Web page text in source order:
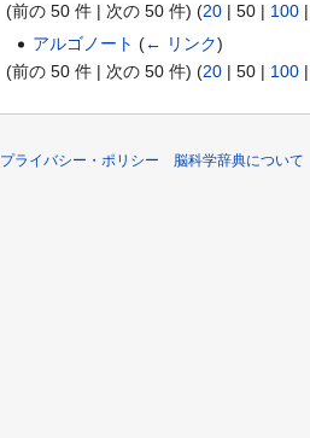
(前の 50 件 | 次の 50 件) (20 | 50 | 100 |
アルゴノート (← リンク)
(前の 50 件 | 次の 50 件) (20 | 50 | 100 |
プライバシー・ポリシー 脳科学辞典について